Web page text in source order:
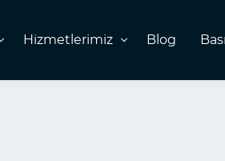
Hizmetlerimiz Blog